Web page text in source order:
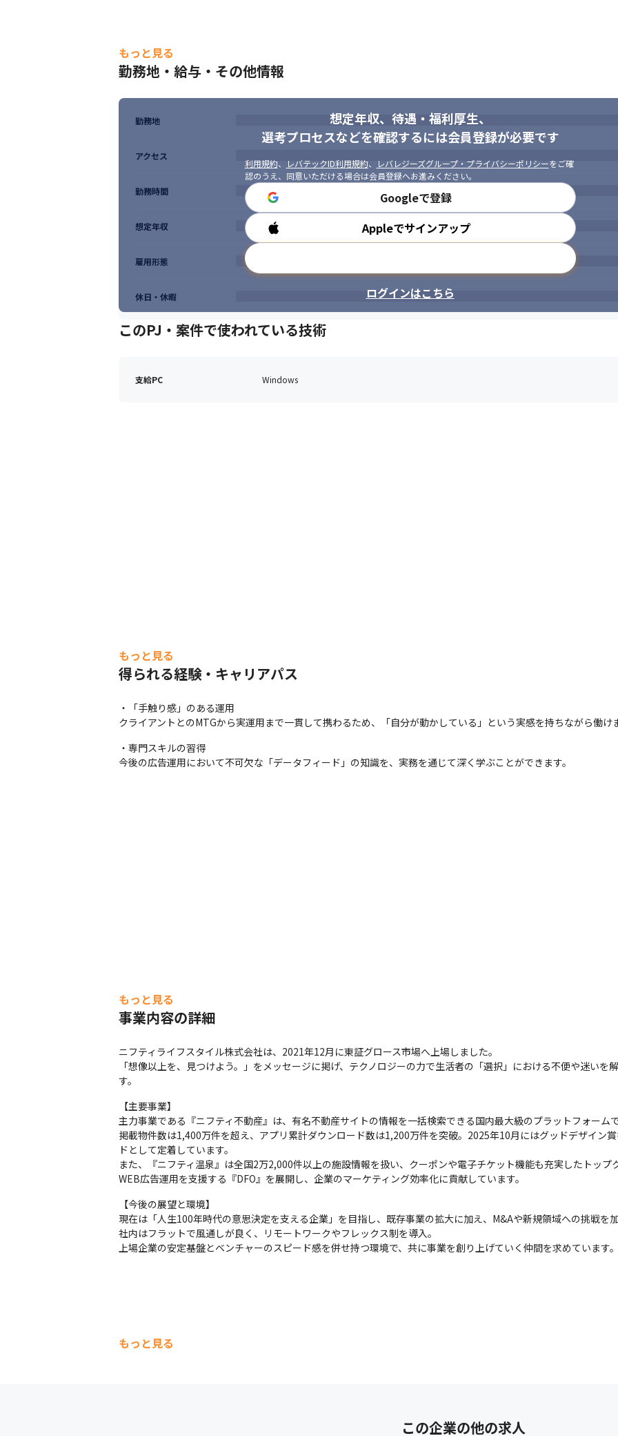
もっと見る
勤務地・給与・その他情報
想定年収、待遇・福利厚生、
選考プロセスなどを確認するには会員登録が必要です
利用規約、 レバテックID利用規約、 レバレジーズグループ・プライバシーポリシーをご確
認のうえ、同意いただける場合は会員登録へお進みください。
Googleで登録
Appleでサインアップ
ログインはこちら
勤務地
アクセス
勤務時間
想定年収
雇用形態
休日・休暇
このPJ・案件で使われている技術
支給PC Windows
もっと見る
得られる経験・キャリアパス
・「手触り感」のある運用
クライアントとのMTGから実運用まで一貫して携わるため、「自分が動かしている」という実感を持ちながら働け
・専門スキルの習得
今後の広告運用において不可欠な「データフィード」の知識を、実務を通じて深く学ぶことができます。
もっと見る
事業内容の詳細
ニフティライフスタイル株式会社は、2021年12月に東証グロース市場へ上場しました。
「想像以上を、見つけよう。」をメッセージに掲げ、テクノロジーの力で生活者の「選択」における不便や迷いを
す。
【主要事業】
主力事業である『ニフティ不動産』は、有名不動産サイトの情報を一括検索できる国内最大級のプラットフォーム
掲載物件数は1,400万件を超え、アプリ累計ダウンロード数は1,200万件を突破。2025年10月にはグッドデザイン
ドとして定着しています。
また、『ニフティ温泉』は全国2万2,000件以上の施設情報を扱い、クーポンや電子チケット機能も充実したトッ
WEB広告運用を支援する『DFO』を展開し、企業のマーケティング効率化に貢献しています。
【今後の展望と環境】
現在は「人生100年時代の意思決定を支える企業」を目指し、既存事業の拡大に加え、M&Aや新規領域への挑戦を
社内はフラットで風通しが良く、リモートワークやフレックス制を導入。
上場企業の安定基盤とベンチャーのスピード感を併せ持つ環境で、共に事業を創り上げていく仲間を求めています
もっと見る
この企業の他の求人